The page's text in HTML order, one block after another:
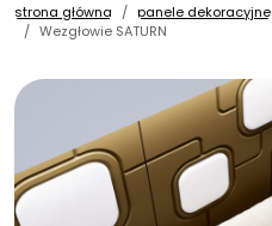
strona główna panele dekoracyjne
Wezgłowie SATURN